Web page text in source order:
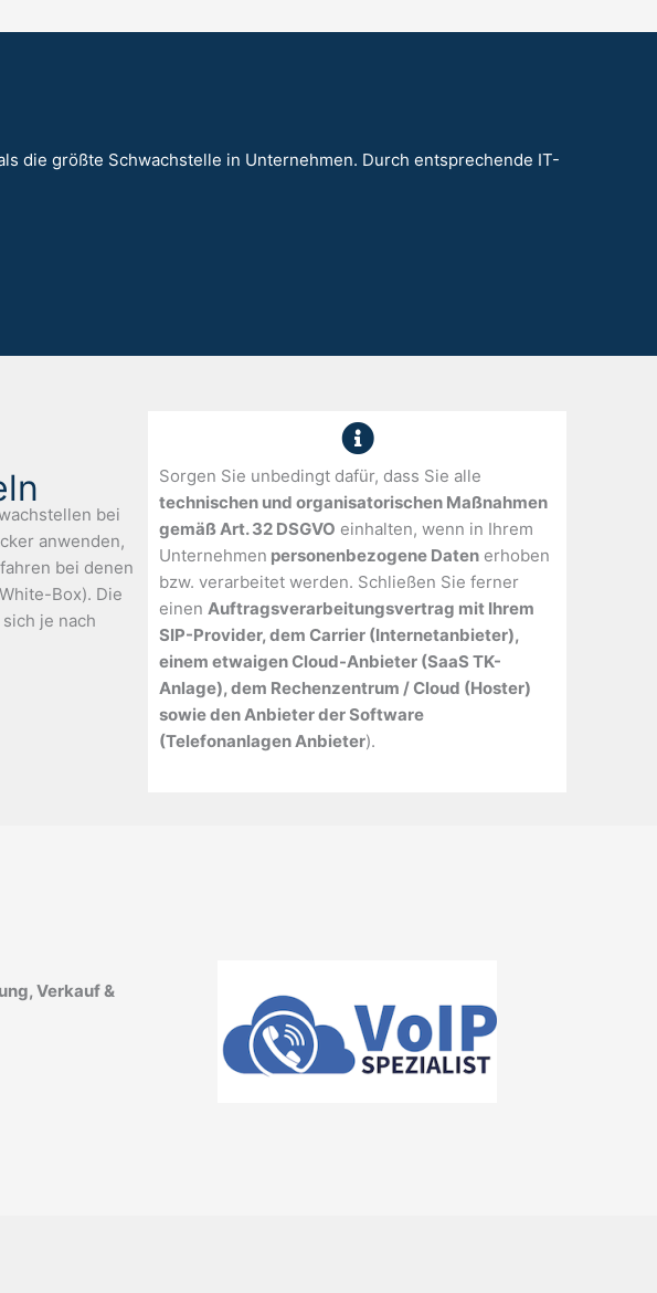
die größte Schwachstelle in Unternehmen. Durch entsprechende IT-
bei
anwenden,
bei denen
Box). Die
je nach
Sorgen Sie unbedingt dafür, dass Sie alle
technischen und organisatorischen Maßnahmen
gemäß Art. 32 DSGVO einhalten, wenn in Ihrem
Unternehmen personenbezogene Daten erhoben
bzw. verarbeitet werden. Schließen Sie ferner
einen Auftragsverarbeitungsvertrag mit Ihrem
SIP-Provider, dem Carrier (Internetanbieter),
einem etwaigen Cloud-Anbieter (SaaS TK-
Anlage), dem Rechenzentrum / Cloud (Hoster)
sowie den Anbieter der Software
(Telefonanlagen Anbieter).
Verkauf &